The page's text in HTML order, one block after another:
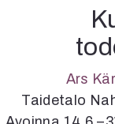
Ars
Taidetalo